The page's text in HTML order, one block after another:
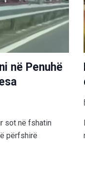
në Penuhë
sot në fshatin
përfshirë